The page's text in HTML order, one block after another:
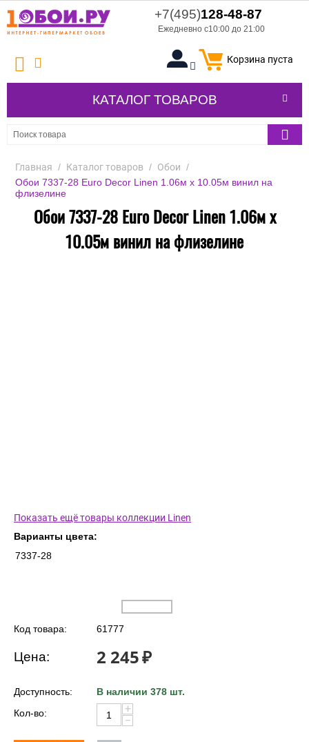
+7(495)128-48-87
Ежедневно с10:00 до 21:00
Корзина пуста
КАТАЛОГ ТОВАРОВ
Главная / Каталог товаров / Обои /
Обои 7337-28 Euro Decor Linen 1.06м x 10.05м винил на
флизелине
Обои 7337-28 Euro Decor Linen 1.06м x
10.05м винил на флизелине
Показать ещё товары коллекции Linen
Варианты цвета:
7337-28
Код товара: 61777
Цена: 2 245₽
Доступность:
В наличии 378 шт.
Кол-во:
+
−